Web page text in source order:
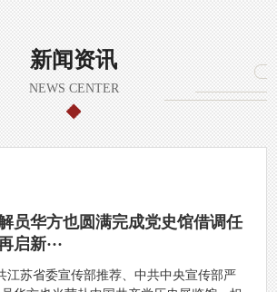
新闻资讯
NEWS CENTER
员华方也圆满完成党史馆借调任
启新···
江苏省委宣传部推荐、中共中央宣传部严